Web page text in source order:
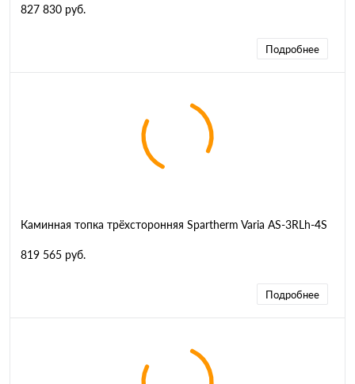
827 830 руб.
Подробнее
Каминная топка трёхсторонняя Spartherm Varia AS-3RLh-4S
819 565 руб.
Подробнее